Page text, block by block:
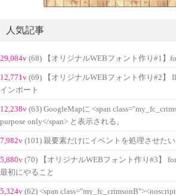
人気記事
29,084v (68) 【オリジナルWEBフォント作り#1】
12,771v (69) 【オリジナルWEBフォント作り#2】
インポート
12,238v (63) GoogleMapに <span
purpose only</span> と表示される。
7,982v (101) 親要素だけにイベントを処理させたい
5,880v (70) 【オリジナルWEBフォント作り#3】
最初にやること
5,324v (62) <span